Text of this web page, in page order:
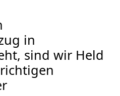
in
sind wir Held